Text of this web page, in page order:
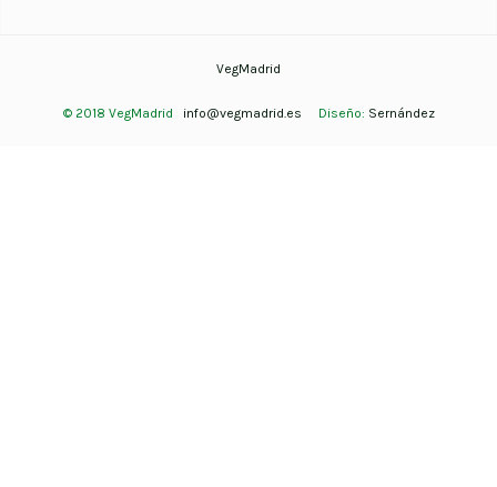
VegMadrid
© 2018 VegMadrid info@vegmadrid.es Diseño: Sernández